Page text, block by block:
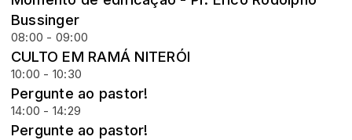
Bussinger
08:00 - 09:00
CULTO EM RAMÁ NITERÓI
10:00 - 10:30
Pergunte ao pastor!
14:00 - 14:29
Pergunte ao pastor!